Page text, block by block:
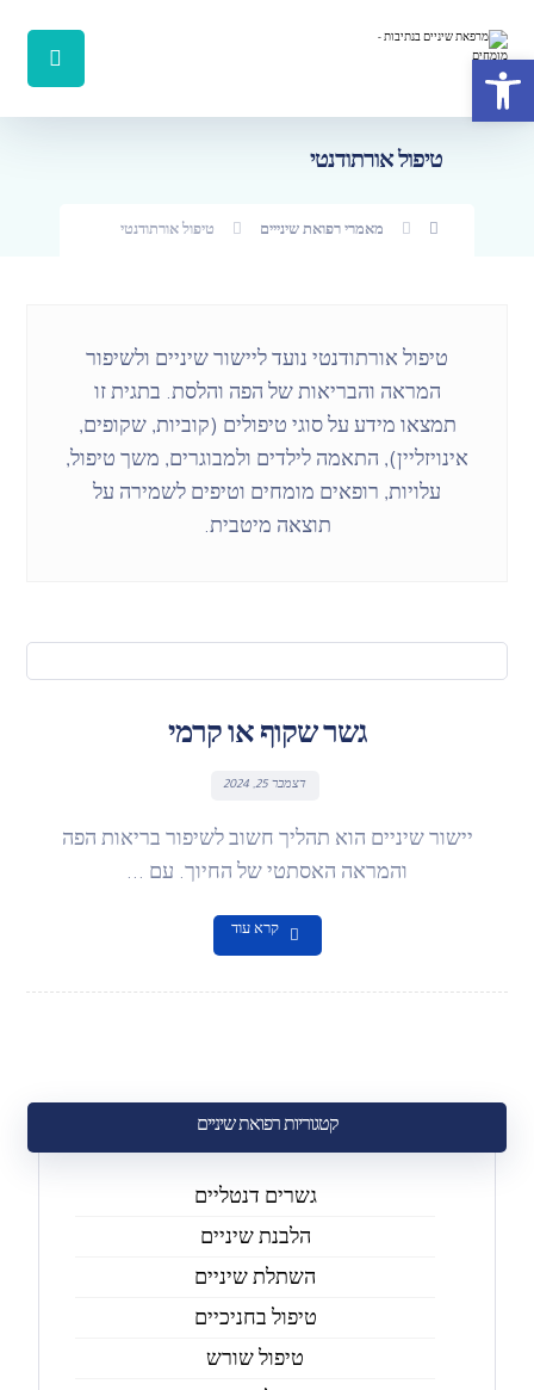
פתח סרגל נגישות
טיפול אורתודנטי
מאמרי רפואת שינייים טיפול אורתודנטי
טיפול אורתודנטי נועד ליישור שיניים ולשיפור
המראה והבריאות של הפה והלסת. בתגית זו
תמצאו מידע על סוגי טיפולים (קוביות, שקופים,
אינויזליין), התאמה לילדים ולמבוגרים, משך טיפול,
עלויות, רופאים מומחים וטיפים לשמירה על
תוצאה מיטבית.
גשר שקוף או קרמי
דצמבר 25, 2024
יישור שיניים הוא תהליך חשוב לשיפור בריאות הפה
והמראה האסתטי של החיוך. עם ...
קרא עוד
קטגוריות רפואת שיניים
גשרים דנטליים
הלבנת שיניים
השתלת שיניים
טיפול בחניכיים
טיפול שורש